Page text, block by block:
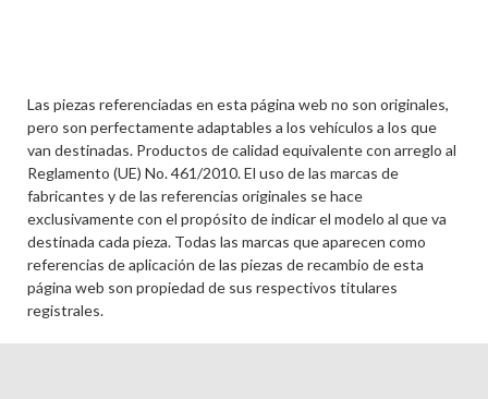
Las piezas referenciadas en esta página web no son originales,
pero son perfectamente adaptables a los vehículos a los que
van destinadas. Productos de calidad equivalente con arreglo al
Reglamento (UE) No. 461/2010. El uso de las marcas de
fabricantes y de las referencias originales se hace
exclusivamente con el propósito de indicar el modelo al que va
destinada cada pieza. Todas las marcas que aparecen como
referencias de aplicación de las piezas de recambio de esta
página web son propiedad de sus respectivos titulares
registrales.